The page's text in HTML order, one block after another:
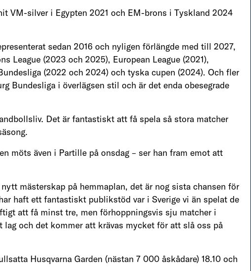
VM-silver i Egypten 2021 och EM-brons i Tyskland 2024
sedan 2016 och nyligen förlängde med till 2027,
League (2023 och 2025), European League (2021),
(2022 och 2024) och tyska cupen (2024). Och fler
Bundesliga i överlägsen stil och är det enda obesegrade
Det är fantastiskt att få spela så stora matcher
möts även i Partille på onsdag – ser han fram emot att
mästerskap på hemmaplan, det är nog sista chansen för
haft ett fantastiskt publikstöd var i Sverige vi än spelat de
att få minst tre, men förhoppningsvis sju matcher i
och det kommer att krävas mycket för att slå oss på
Husqvarna Garden (nästan 7 000 åskådare) 18.10 och